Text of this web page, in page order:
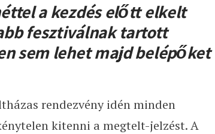
a kezdés előtt elkelt
fesztiválnak tartott
sem lehet majd belépőket
rendezvény idén minden
kitenni a megtelt-jelzést. A